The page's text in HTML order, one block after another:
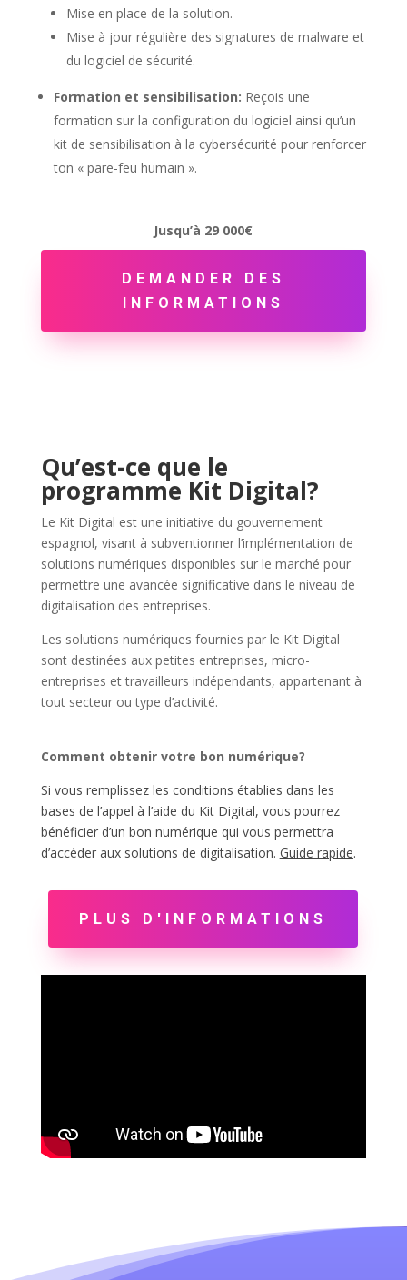
Mise en place de la solution.
Mise à jour régulière des signatures de malware et
du logiciel de sécurité.
Formation et sensibilisation: Reçois une
formation sur la configuration du logiciel ainsi qu’un
kit de sensibilisation à la cybersécurité pour renforcer
ton « pare-feu humain ».
Jusqu’à 29 000€
DEMANDER DES
INFORMATIONS
Qu’est-ce que le
programme Kit Digital?
Le Kit Digital est une initiative du gouvernement
espagnol, visant à subventionner l’implémentation de
solutions numériques disponibles sur le marché pour
permettre une avancée significative dans le niveau de
digitalisation des entreprises.
Les solutions numériques fournies par le Kit Digital
sont destinées aux petites entreprises, micro-
entreprises et travailleurs indépendants, appartenant à
tout secteur ou type d’activité.
Comment obtenir votre bon numérique?
Si vous remplissez les conditions établies dans les
bases de l’appel à l’aide du Kit Digital, vous pourrez
bénéficier d’un bon numérique qui vous permettra
d’accéder aux solutions de digitalisation. Guide rapide.
PLUS D'INFORMATIONS